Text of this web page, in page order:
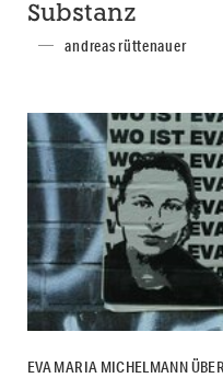
Substanz
andreas rüttenauer
EVA MARIA MICHELMANN